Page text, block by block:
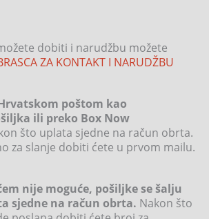
dobiti i narudžbu možete
ZA KONTAKT I NARUDŽBU
poštom kao
ili preko Box Now
što uplata sjedne na račun obrta.
za slanje dobiti ćete u prvom mailu.
nije moguće, pošiljke se šalju
sjedne na račun obrta. Nakon što